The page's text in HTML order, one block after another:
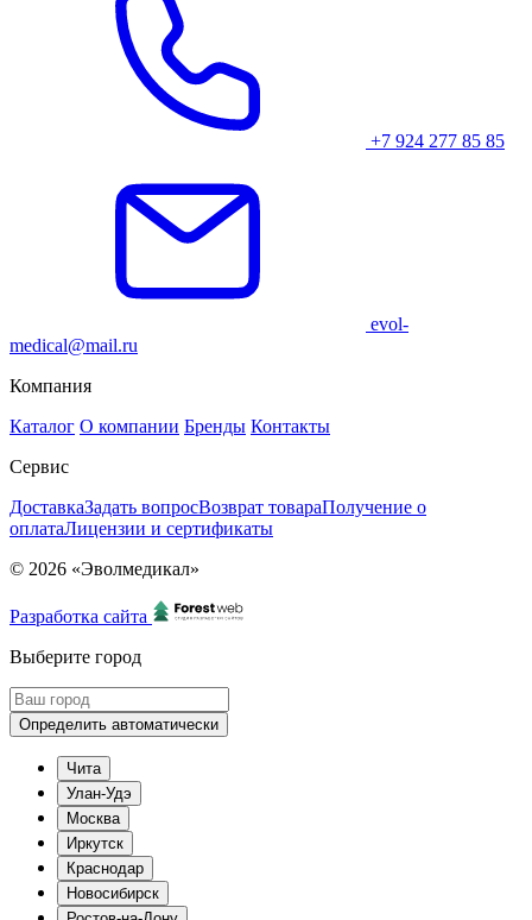
+7 924 277 85 85
evol-
medical@mail.ru
Компания
Каталог О компании Бренды Контакты
Сервис
ДоставкаЗадать вопросВозврат товараПолучение о
оплатаЛицензии и сертификаты
© 2026 «Эволмедикал»
Разработка сайта
Выберите город
Определить автоматически
Чита
Улан-Удэ
Москва
Иркутск
Краснодар
Новосибирск